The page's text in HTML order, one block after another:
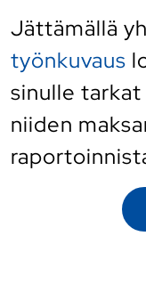
Jättämällä
työnkuvaus
sinulle
niiden